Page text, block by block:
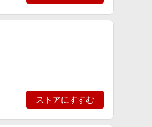
ストアにすすむ